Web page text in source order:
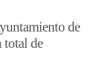
de
total de